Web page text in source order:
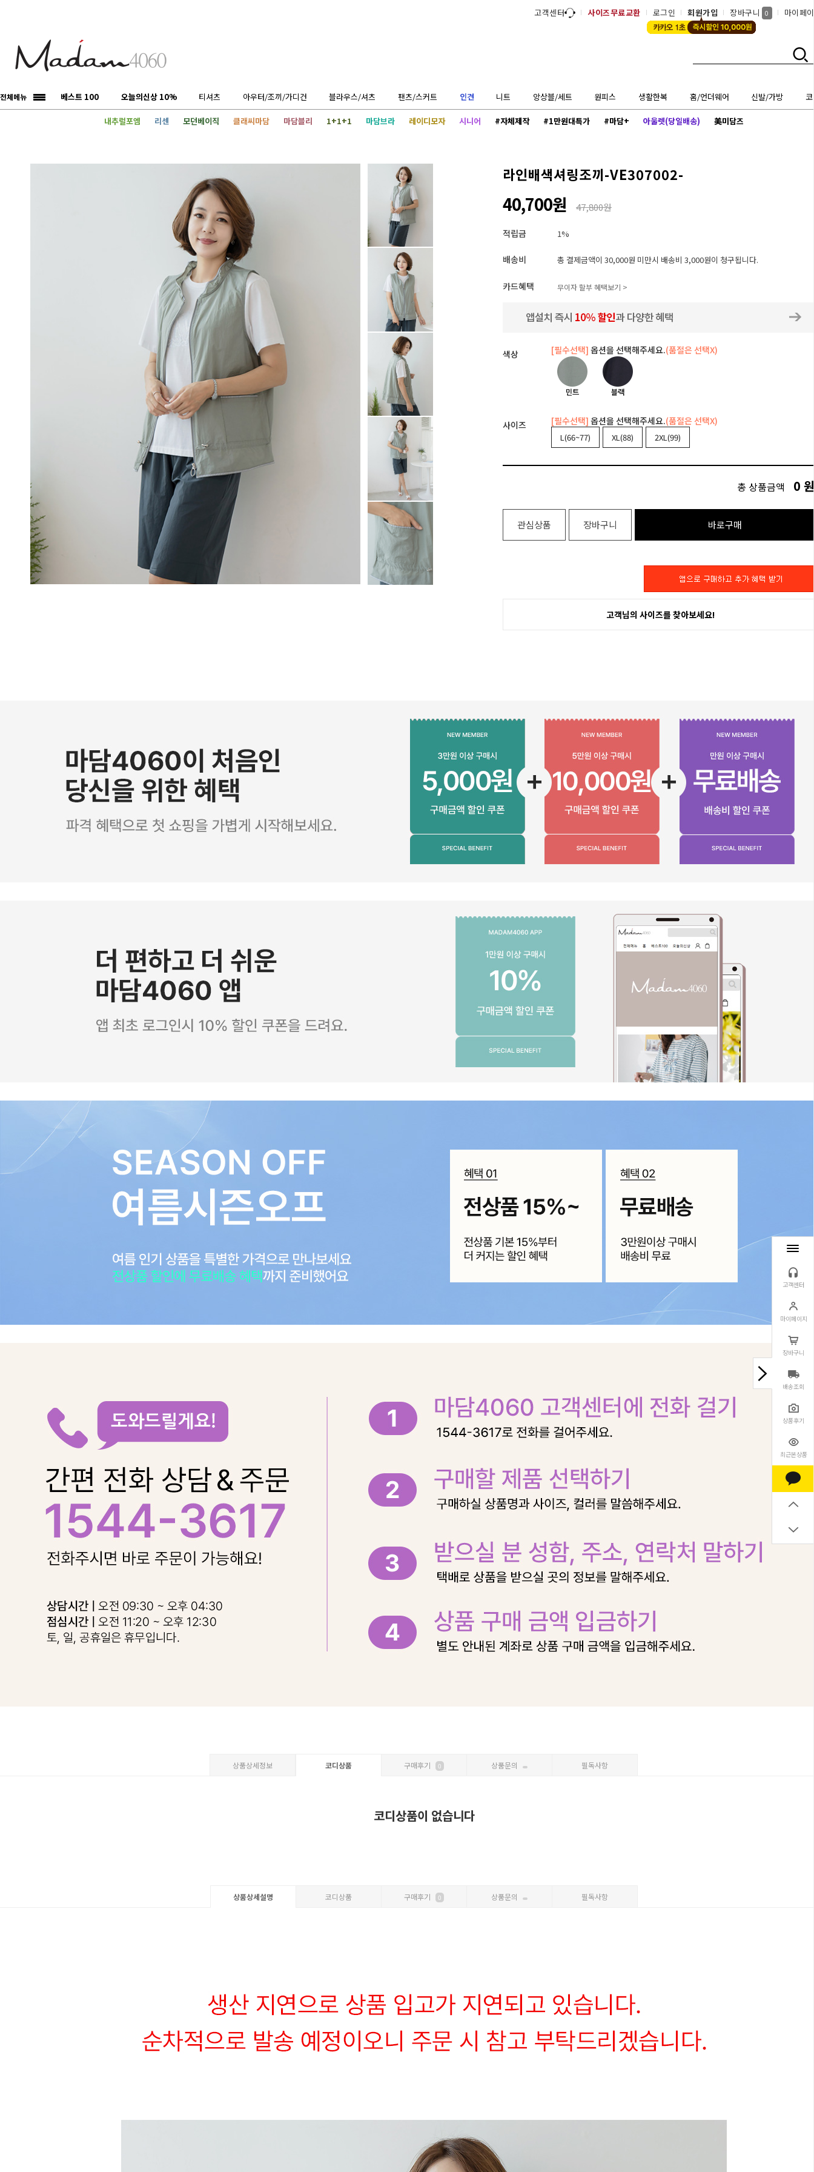
고객센터
마이페이지
장바구니
배송조회
상품후기
최근본상품
고객센터 사이즈무료교환 로그인 회원가입 장바구니 0 마이페
전체메뉴 베스트 100 오늘의신상 10% 티셔츠 아우터/조끼/가디건 블라우스/셔츠 팬츠/스커트 인견 니트 앙상블/세트 원피스 생활한복 홈/언더웨어 신발/가방
내추럴포엠 리센 모던베이직 클래씨마담 마담블리 1+1+1 마담브라 레이디모자 시니어 #자체제작 #1만원대특가 #마담+ 아울렛(당일배송) 美미담즈
라인배색셔링조끼-VE307002-
40,700원 47,800원
적립금 1%
배송비 총 결제금액이 30,000원 미만시 배송비 3,000원이 청구됩니다.
카드혜택 무이자 할부 혜택보기 >
색상 [필수선택] 옵션을 선택해주세요.(품절은 선택X)
사이즈 [필수선택] 옵션을 선택해주세요.(품절은 선택X)
L(66~77) XL(88) 2XL(99)
총 상품금액 0 원
관심상품 장바구니 바로구매
고객님의 사이즈를 찾아보세요!
상품상세정보 코디상품 구매후기 0 상품문의 필독사항
코디상품이 없습니다
상품상세설명 코디상품 구매후기 0 상품문의 필독사항